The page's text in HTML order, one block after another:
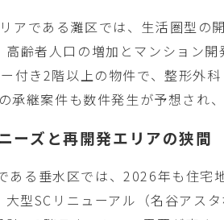
アである灘区では、生活圏型の
齢者人口の増加とマンション開
付き2階以上の物件で、整形外
承継案件も数件発生が予想され
ーズと再開発エリアの狭間
る垂水区では、2026年も住宅
型SCリニューアル（名谷アス